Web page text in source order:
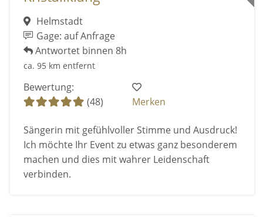
Helmstadt
Gage: auf Anfrage
Antwortet binnen 8h
ca. 95 km entfernt
Bewertung:
(48)
Merken
Sängerin mit gefühlvoller Stimme und Ausdruck!
Ich möchte Ihr Event zu etwas ganz besonderem
machen und dies mit wahrer Leidenschaft
verbinden.